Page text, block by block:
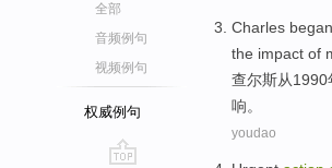
全部
音频例句
视频例句
权威例句
Charles began
the impact of
查尔斯从1990
响。
youdao